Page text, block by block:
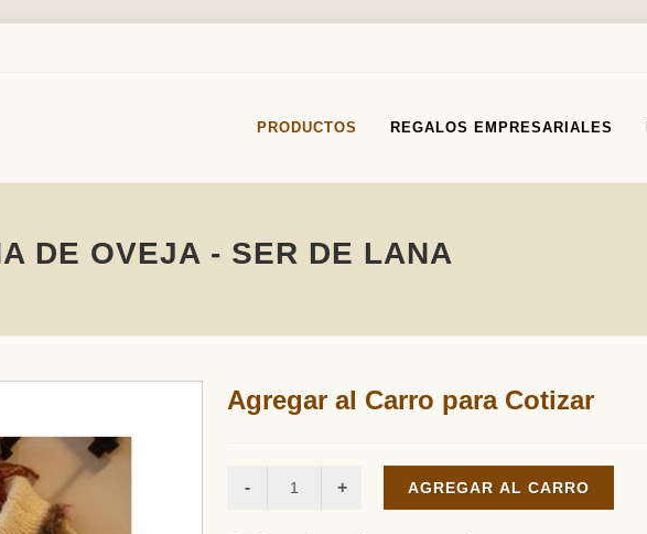
PRODUCTOS
REGALOS EMPRESARIALES
DE OVEJA - SER DE LANA
Agregar al Carro para Cotizar
AGREGAR AL CARRO